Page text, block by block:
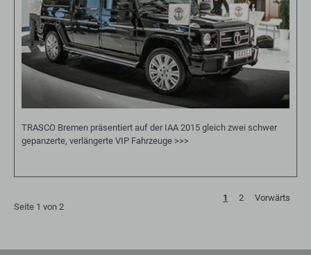
TRASCO Bremen präsentiert auf der IAA 2015 gleich zwei schwer
gepanzerte, verlängerte VIP Fahrzeuge >>>
Seite 1 von 2
1 2 Vorwärts